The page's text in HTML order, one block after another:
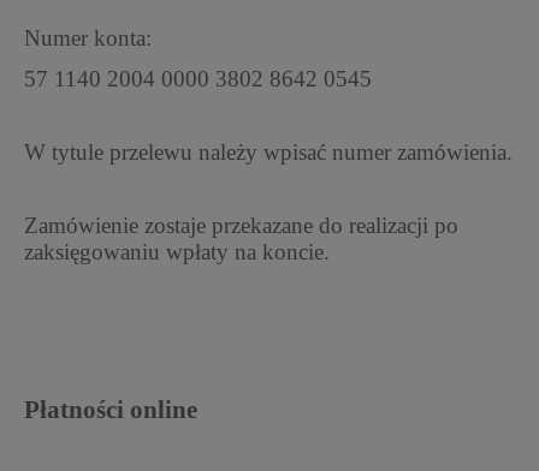
Numer konta:
57 1140 2004 0000 3802 8642 0545
W tytule przelewu należy wpisać numer zamówienia.
Zamówienie zostaje przekazane do realizacji po
zaksięgowaniu wpłaty na koncie.
Płatności online